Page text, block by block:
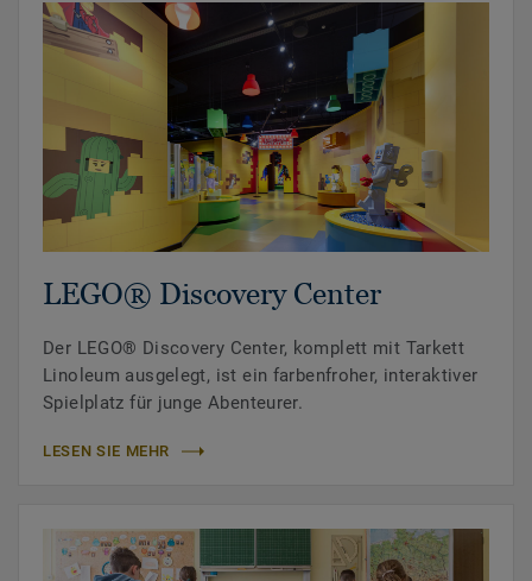
LEGO® Discovery Center
Der LEGO® Discovery Center, komplett mit Tarkett
Linoleum ausgelegt, ist ein farbenfroher, interaktiver
Spielplatz für junge Abenteurer.
LESEN SIE MEHR